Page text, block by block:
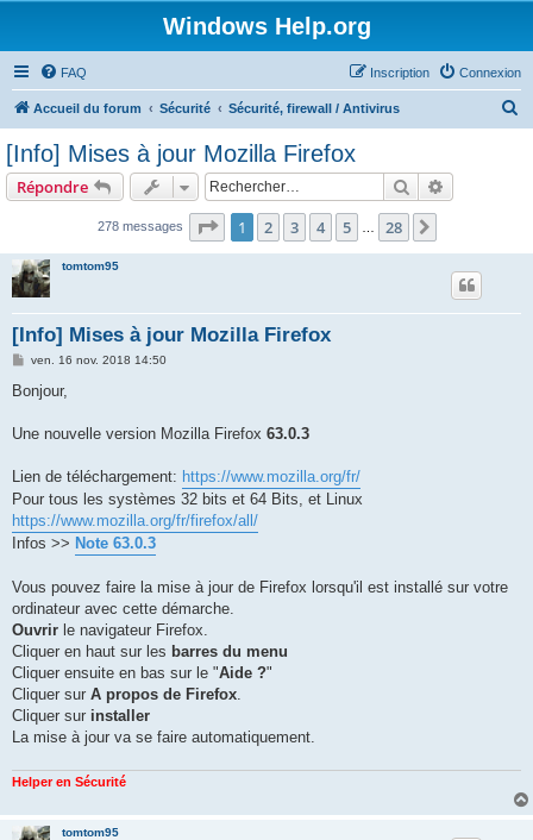
Windows Help.org
FAQ Connexion
Inscription
Accueil du forum Sécurité Sécurité, firewall / Antivirus
[Info] Mises à jour Mozilla Firefox
Répondre Rechercher
278 messages Page 1sur28
1 2 3 4 5 28
tomtom95
[Info] Mises à jour Mozilla Firefox
M
s
g
ven. 16 nov. 2018 14:50
Bonjour,
Une nouvelle version Mozilla Firefox 63.0.3
Lien de téléchargement: https://www.mozilla.org/fr/
Pour tous les systèmes 32 bits et 64 Bits, et Linux
https://www.mozilla.org/fr/firefox/all/
Infos >> Note 63.0.3
Vous pouvez faire la mise à jour de Firefox lorsqu'il est installé sur votre
ordinateur avec cette démarche.
Ouvrir le navigateur Firefox.
Cliquer en haut sur les barres du menu
Cliquer ensuite en bas sur le "Aide ?"
Cliquer sur A propos de Firefox.
Cliquer sur installer
La mise à jour va se faire automatiquement.
Helper en Sécurité
tomtom95